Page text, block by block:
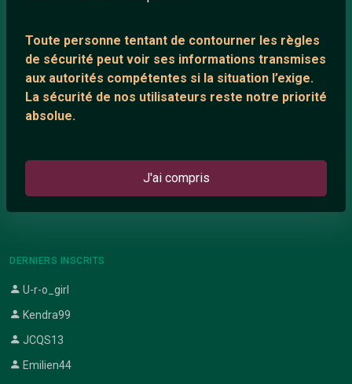
Toute personne tentant de contourner les règles
de sécurité peut voir ses informations transmises
aux autorités compétentes si la situation l’exige.
La sécurité de nos utilisateurs reste notre priorité
absolue.
J'ai compris
Support IRC
ARTICLES RÉCENTS
Témoignage de nathanaelle
DERNIERS INSCRITS
U-r-o_girl
Kendra99
JCQS13
Emilien44